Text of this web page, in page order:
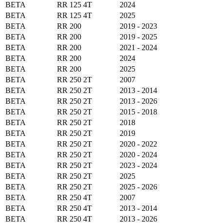
BETA
RR 125 4T
2024
BETA
RR 125 4T
2025
BETA
RR 200
2019 - 2023
BETA
RR 200
2019 - 2025
BETA
RR 200
2021 - 2024
BETA
RR 200
2024
BETA
RR 200
2025
BETA
RR 250 2T
2007
BETA
RR 250 2T
2013 - 2014
BETA
RR 250 2T
2013 - 2026
BETA
RR 250 2T
2015 - 2018
BETA
RR 250 2T
2018
BETA
RR 250 2T
2019
BETA
RR 250 2T
2020 - 2022
BETA
RR 250 2T
2020 - 2024
BETA
RR 250 2T
2023 - 2024
BETA
RR 250 2T
2025
BETA
RR 250 2T
2025 - 2026
BETA
RR 250 4T
2007
BETA
RR 250 4T
2013 - 2014
BETA
RR 250 4T
2013 - 2026